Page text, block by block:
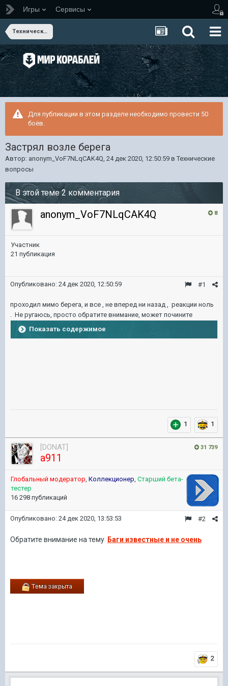
Игры Сервисы
Технические вопросы
Для публикации в этом разделе необходимо провести 50
боёв.
Застрял возле берега
Автор: anonym_VoF7NLqCAK4Q, 24 дек 2020, 12:50:59 в Технические
вопросы
В этой теме 2 комментария
8
anonym_VoF7NLqCAK4Q
Участник
21 публикация
#1
Опубликовано: 24 дек 2020, 12:50:59
проходил мимо берега, и все , не вперед ни назад , реакции ноль
. Не ругаюсь, просто обратите внимание, может почините
Показать содержимое
1 1
31 739
[DONAT]
a911
Глобальный модератор, Коллекционер, Старший бета-
тестер
16 298 публикаций
#2
Опубликовано: 24 дек 2020, 13:53:53
Обратите внимание на тему Баги известные и не очень
2